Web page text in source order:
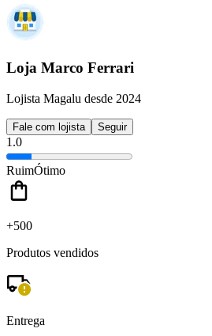
Loja Marco Ferrari
Lojista Magalu desde 2024
Fale com lojista Seguir
1.0
RuimÓtimo
+500
Produtos vendidos
Entrega